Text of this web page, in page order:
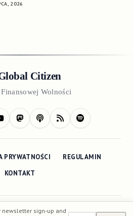
2026
Citizen
Wolności
PRYWATNOŚCI
REGULAMIN
KONTAKT
newsletter sign-up and